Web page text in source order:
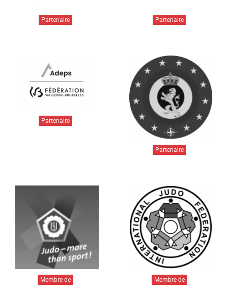
Partenaire Partenaire
Partenaire
Partenaire
Membre de Membre de